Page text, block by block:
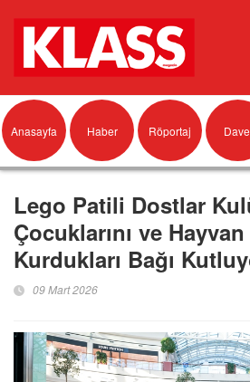
Anasayfa Haber Röportaj
Lego Patili Dostlar
Çocuklarını ve
Kurdukları Bağı
09 Mart 2026